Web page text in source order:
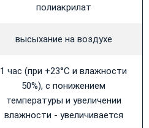
полиакрилат
высыхание на воздухе
1 час (при +23°С и влажности
50%), с понижением
температуры и увеличении
влажности - увеличивается